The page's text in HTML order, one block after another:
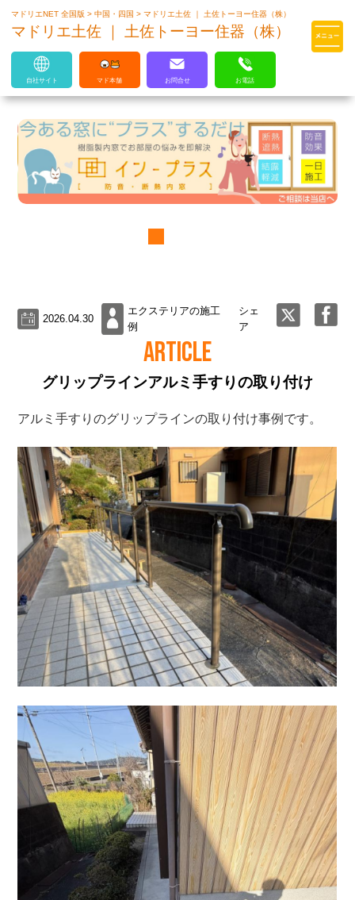
マドリエはLIXILの厳しい基準を
クリアした住まいのプロ集団です
マドリエNET 全国版>中国・四国>マドリエ土佐 ｜ 土佐トーヨー住器（株）
マドリエ土佐 ｜ 土佐トーヨー住器（株）
自社サイト マド本舗 お問合せ お電話
2026.04.30
エクステリアの施工
例
シェ
ア
ARTICLE
グリップラインアルミ手すりの取り付け